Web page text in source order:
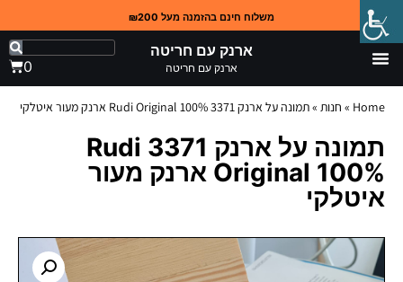
משלוח חינם בהזמנה מעל ₪200
ארנק עם חריטה
ארנק עם חריטה 0
Home
» חנות »תמונה על ארנק 3371 Rudi Original 100% ארנק מעור איטלקי
תמונה על ארנק 3371 Rudi
Original 100% ארנק מעור
איטלקי